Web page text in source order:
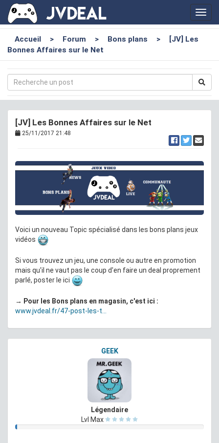
Accueil > Forum > Bons plans >
[JV] Les
Bonnes Affaires sur le Net
[JV] Les Bonnes Affaires sur le Net
25/11/2017 21:48
Voici un nouveau Topic spécialisé dans les bons plans jeux
vidéos
Si vous trouvez un jeu, une console ou autre en promotion
mais qu'il ne vaut pas le coup d'en faire un deal proprement
parlé, poster le ici
→ Pour les Bons plans en magasin, c'est ici :
www.jvdeal.fr/47-post-les-t...
GEEK
Légendaire
Lvl Max